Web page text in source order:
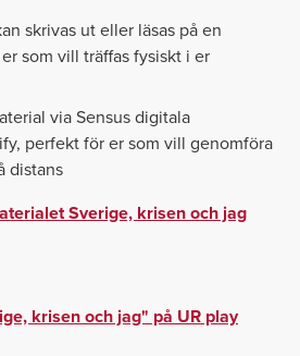
skrivas ut eller läsas på en
som vill träffas fysiskt i er
via Sensus digitala
perfekt för er som vill genomföra
distans
Sverige, krisen och jag
krisen och jag" på UR play